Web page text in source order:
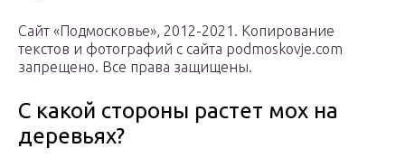
Сайт «Подмосковье», 2012-2021. Копирование
текстов и фотографий с сайта pоdmoskоvje.cоm
запрещено. Все права защищены.
С какой стороны растет мох на
деревьях?